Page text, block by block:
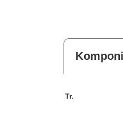
Tr.